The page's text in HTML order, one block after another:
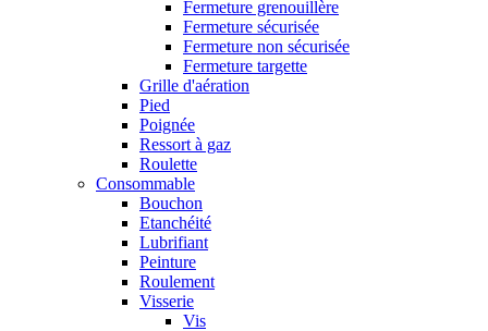
Fermeture grenouillère
Fermeture sécurisée
Fermeture non sécurisée
Fermeture targette
Grille d'aération
Pied
Poignée
Ressort à gaz
Roulette
Consommable
Bouchon
Etanchéité
Lubrifiant
Peinture
Roulement
Visserie
Vis